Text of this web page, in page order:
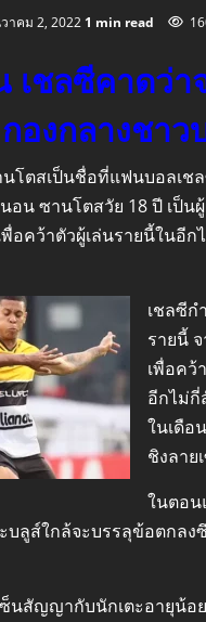
าคม 2, 2022 1 min read
เชลซีคาดว่
องกลางชา
โตสเป็นชื่อที่แฟนบอลเ
อน ซานโตสวัย 18 ปี เป็
อคว้าตัวผู้เล่นรายนี้ในอีก
เชลซี
รายนี้
เพื่อคว้
อีกไม่กี่
ในเดือ
ชิงลาย
ในตอน
บลูส์ใกล้จะบรรลุข้อตกล
นสัญญากับนักเตะอายุน้อ